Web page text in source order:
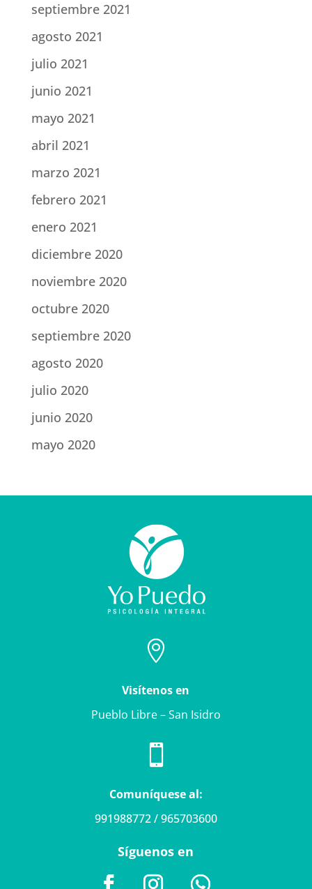
septiembre 2021
agosto 2021
julio 2021
junio 2021
mayo 2021
abril 2021
marzo 2021
febrero 2021
enero 2021
diciembre 2020
noviembre 2020
octubre 2020
septiembre 2020
agosto 2020
julio 2020
junio 2020
mayo 2020

Visítenos en
Pueblo Libre – San Isidro

Comuníquese al:
991988772 / 965703600
Síguenos en